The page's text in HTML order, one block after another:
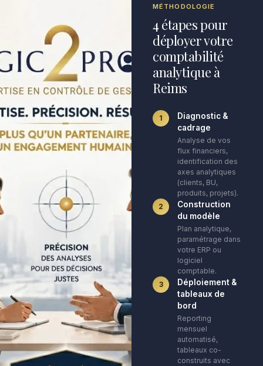
MÉTHODOLOGIE
4 étapes pour
déployer votre
comptabilité
analytique à
Reims
1
Diagnostic &
cadrage
Analyse de vos
flux financiers,
identification des
axes analytiques
(clients, BU,
produits, projets).
2
Construction
du modèle
Plan analytique,
paramétrage dans
votre ERP ou
logiciel
comptable.
3
Déploiement &
tableaux de
bord
Reporting
mensuel
automatisé,
tableaux co-
construits avec